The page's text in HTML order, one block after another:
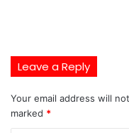
Leave a Reply
Your email address will
marked *